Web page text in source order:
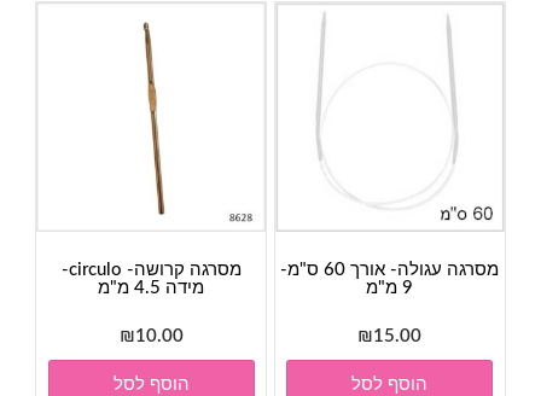
מסרגה עגולה- אורך 60 ס"מ-
9 מ"מ
₪15.00
הוסף לסל
מסרגה קרושה- circulo-
מידה 4.5 מ"מ
₪10.00
הוסף לסל